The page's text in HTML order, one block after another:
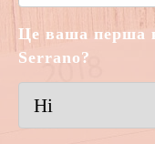
Це ваша перша
Serrano?